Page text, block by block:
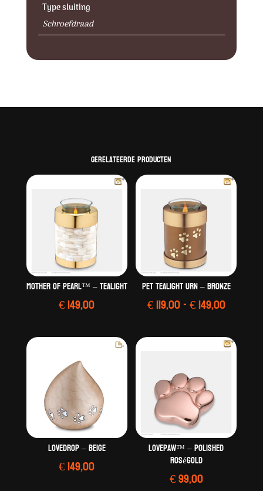
Type sluiting
Schroefdraad
Gerelateerde producten
Mother Of Pearl™ – Tealight
€149,00
Pet Tealight Urn – Bronze
€119,00-€149,00
tot
€ 149,00
LoveDrop – Beige
€149,00
LovePaw™ – Polished
RoséGold
€99,00